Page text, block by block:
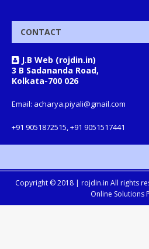
CONTACT
J.B Web (rojdin.in)
3 B Sadananda Road,
Kolkata-700 026
Email: acharya.piyali@gmail.com
+91 9051872515, +91 9051517441
Copyright © 2018 | rojdin.in All rights
Online Solutions